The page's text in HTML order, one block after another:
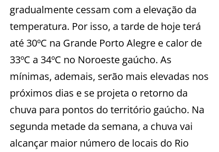
gradualmente cessam com a elevação da
temperatura. Por isso, a tarde de hoje terá
até 30ºC na Grande Porto Alegre e calor de
33ºC a 34ºC no Noroeste gaúcho. As
mínimas, ademais, serão mais elevadas nos
próximos dias e se projeta o retorno da
chuva para pontos do território gaúcho. Na
segunda metade da semana, a chuva vai
alcançar maior número de locais do Rio